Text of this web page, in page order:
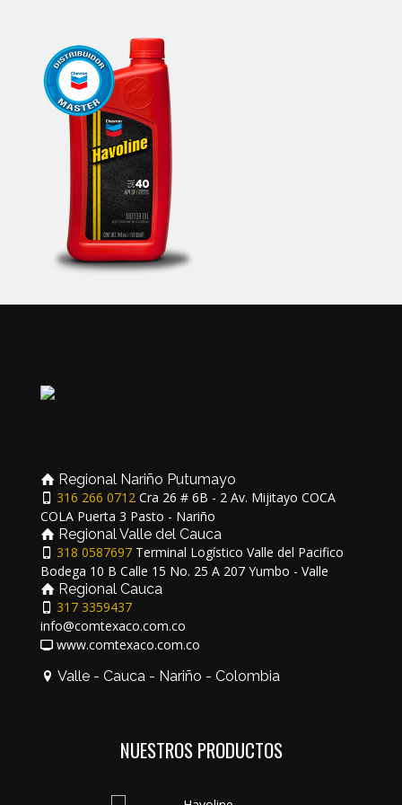
Regional Nariño Putumayo
316 266 0712 Cra 26 # 6B - 2 Av. Mijitayo COCA
COLA Puerta 3 Pasto - Nariño
Regional Valle del Cauca
318 0587697 Terminal Logístico Valle del Pacifico
Bodega 10 B Calle 15 No. 25 A 207 Yumbo - Valle
Regional Cauca
317 3359437
info@comtexaco.com.co
www.comtexaco.com.co
Valle - Cauca - Nariño - Colombia
NUESTROS PRODUCTOS